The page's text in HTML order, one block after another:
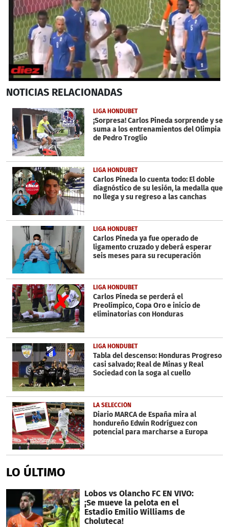
seconds
33
seconds
NOTICIAS RELACIONADAS
LIGA HONDUBET
¡Sorpresa! Carlos Pineda sorprende y se
suma a los entrenamientos del Olimpia
de Pedro Troglio
LIGA HONDUBET
Carlos Pineda lo cuenta todo: El doble
diagnóstico de su lesión, la medalla que
no llega y su regreso a las canchas
LIGA HONDUBET
Carlos Pineda ya fue operado de
ligamento cruzado y deberá esperar
seis meses para su recuperación
LIGA HONDUBET
Carlos Pineda se perderá el
Preolímpico, Copa Oro e inicio de
eliminatorias con Honduras
LIGA HONDUBET
Tabla del descenso: Honduras Progreso
casi salvado; Real de Minas y Real
Sociedad con la soga al cuello
LA SELECCIÓN
Diario MARCA de España mira al
hondureño Edwin Rodríguez con
potencial para marcharse a Europa
LO ÚLTIMO
Lobos vs Olancho FC EN VIVO:
¡Se mueve la pelota en el
Estadio Emilio Williams de
Choluteca!